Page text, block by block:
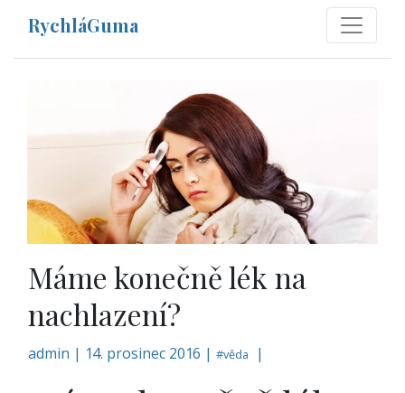
RychláGuma
Máme konečně lék na
nachlazení?
admin | 14. prosinec 2016 |#věda |